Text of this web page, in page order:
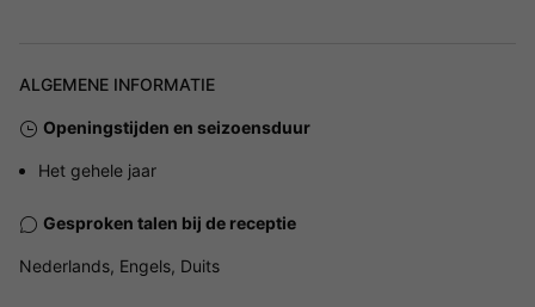
ALGEMENE INFORMATIE
Openingstijden en seizoensduur
Het gehele jaar
Gesproken talen bij de receptie
Nederlands, Engels, Duits